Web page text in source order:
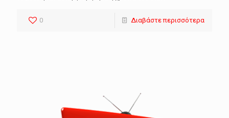
0 Διαβάστε περισσότερα